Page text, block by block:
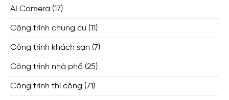
AI Camera (17)
Công trình chung cư(11)
Công trình khách sạn (7)
Công trình nhà phố (25)
Công trình thi công (71)